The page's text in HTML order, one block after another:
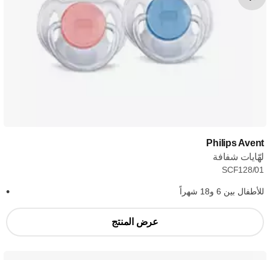
Philips Avent
لهّايات شفافة
SCF128/01
للأطفال بين 6 و18 شهراً
عرض المنتج